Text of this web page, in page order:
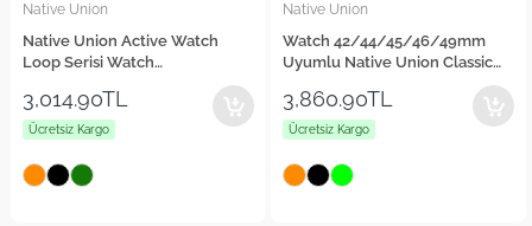
Native Union
Native Union Active Watch
Loop Serisi Watch
42/44/45/46/49mm Uyumlu
Hasır Kordon
3,014.90TL
Ücretsiz Kargo
Native Union
Watch 42/44/45/46/49mm
Uyumlu Native Union Classic
3,860.90TL
Ücretsiz Kargo